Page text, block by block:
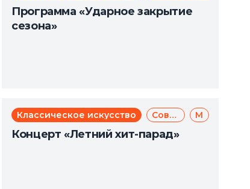
Программа «Ударное закрытие
сезона»
Классическое искусство Современное искусство Музыка
Концерт «Летний хит-парад»